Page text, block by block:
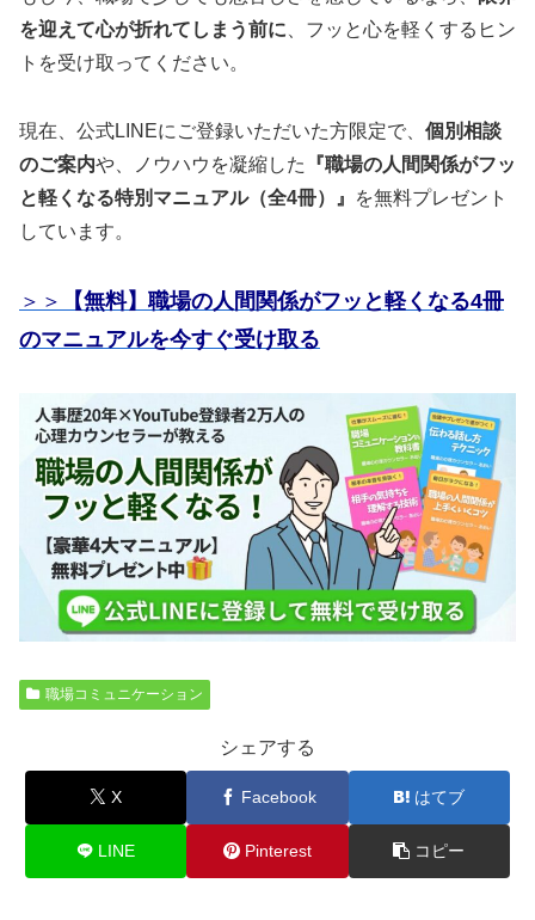
を迎えて心が折れてしまう前に 、フッと心を軽くするヒン
トを受け取ってください。
現在、公式LINEにご登録いただいた方限定で、 個別相談
のご案内や、ノウハウを凝縮した
『職場の人間関係がフッ
と軽くなる特別マニュアル（全4冊）』
を無料プレゼント
しています。
＞＞
【無料】職場の人間関係がフッと軽くなる4冊
のマニュアルを今すぐ受け取る
職場コミュニケーション
シェアする
X Facebook はてブ
LINE Pinterest コピー